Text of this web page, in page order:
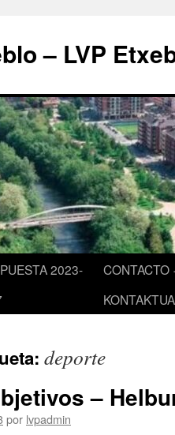
– LVP
2023-
CONTACTO ·
KONTAKTUA
deporte
–
por lvpadmin